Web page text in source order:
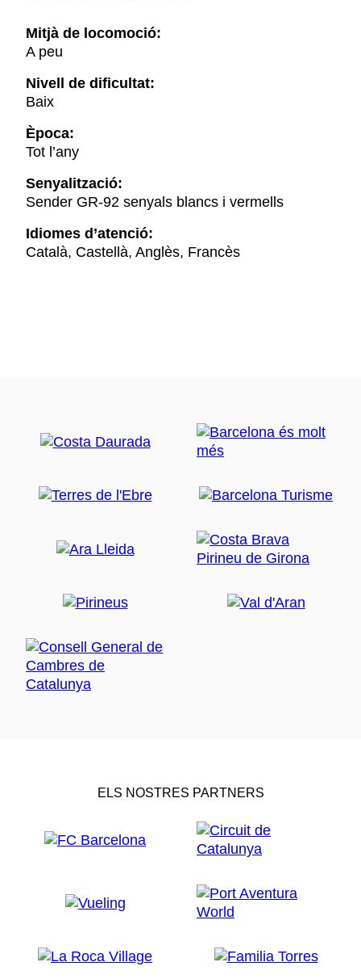
Mitjà de locomoció:
A peu
Nivell de dificultat:
Baix
Època:
Tot l’any
Senyalització:
Sender GR-92 senyals blancs i vermells
Idiomes d’atenció:
Català, Castellà, Anglès, Francès
ELS NOSTRES PARTNERS